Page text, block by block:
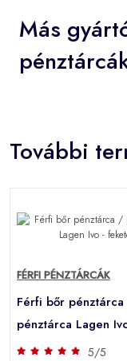
Más
További
FÉRFI PÉNZTÁRCÁK
Férfi bőr
pénztárca Lagen
fekete
5/5